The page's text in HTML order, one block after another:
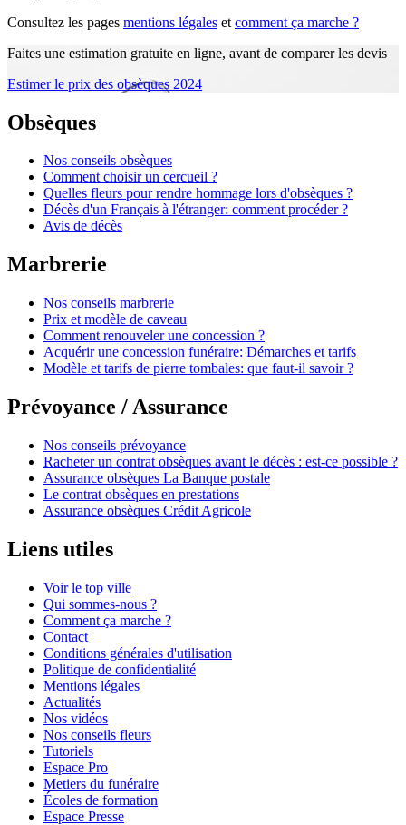
Consultez les pages mentions légales et comment ça marche ?
Faites une estimation gratuite en ligne, avant de comparer les devis
Estimer le prix des obsèques 2024
Obsèques
Nos conseils obsèques
Comment choisir un cercueil ?
Quelles fleurs pour rendre hommage lors d'obsèques ?
Décès d'un Français à l'étranger: comment procéder ?
Avis de décès
Marbrerie
Nos conseils marbrerie
Prix et modèle de caveau
Comment renouveler une concession ?
Acquérir une concession funéraire: Démarches et tarifs
Modèle et tarifs de pierre tombales: que faut-il savoir ?
Prévoyance / Assurance
Nos conseils prévoyance
Racheter un contrat obsèques avant le décès : est-ce possible ?
Assurance obsèques La Banque postale
Le contrat obsèques en prestations
Assurance obsèques Crédit Agricole
Liens utiles
Voir le top ville
Qui sommes-nous ?
Comment ça marche ?
Contact
Conditions générales d'utilisation
Politique de confidentialité
Mentions légales
Actualités
Nos vidéos
Nos conseils fleurs
Tutoriels
Espace Pro
Metiers du funéraire
Écoles de formation
Espace Presse